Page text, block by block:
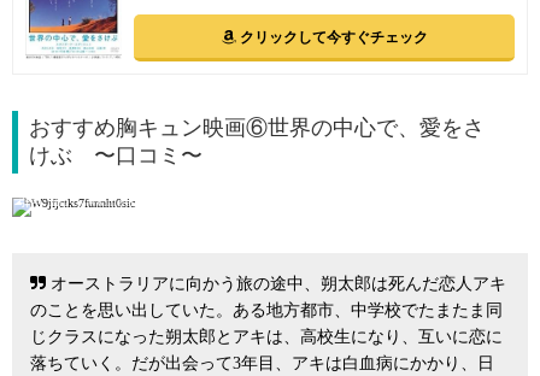
クリックして今すぐチェック
おすすめ胸キュン映画⑥世界の中心で、愛をさ
けぶ 〜口コミ〜
引用: http://www.metal.or.jp/~shy/aiwosakebu.html
オーストラリアに向かう旅の途中、朔太郎は死んだ恋人アキ
のことを思い出していた。ある地方都市、中学校でたまたま同
じクラスになった朔太郎とアキは、高校生になり、互いに恋に
落ちていく。だが出会って3年目、アキは白血病にかかり、日